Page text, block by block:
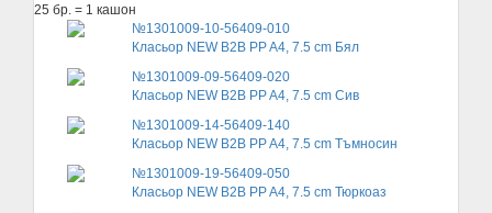
25 бр. = 1 кашон
№1301009-10-56409-010
Класьор NEW B2B PP A4, 7.5 cm Бял
№1301009-09-56409-020
Класьор NEW B2B PP A4, 7.5 cm Сив
№1301009-14-56409-140
Класьор NEW B2B PP A4, 7.5 cm Тъмносин
№1301009-19-56409-050
Класьор NEW B2B PP A4, 7.5 cm Тюркоаз